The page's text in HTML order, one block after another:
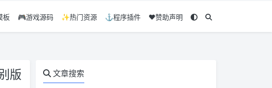
板 🎮游戏源码 ✨热门资源 ⚓程序插件 ❤️赞助声明
版 文章搜索